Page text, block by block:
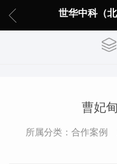
世华中科（
曹妃
所属分类：合作案例